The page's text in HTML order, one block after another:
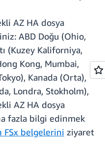
AZ HA dosya
ABD Doğu (Ohio,
(Kuzey Kaliforniya,
Kong, Mumbai,
Kanada (Orta),
Londra, Stokholm),
AZ HA dosya
fazla bilgi edinmek
FSx belgelerini ziyaret